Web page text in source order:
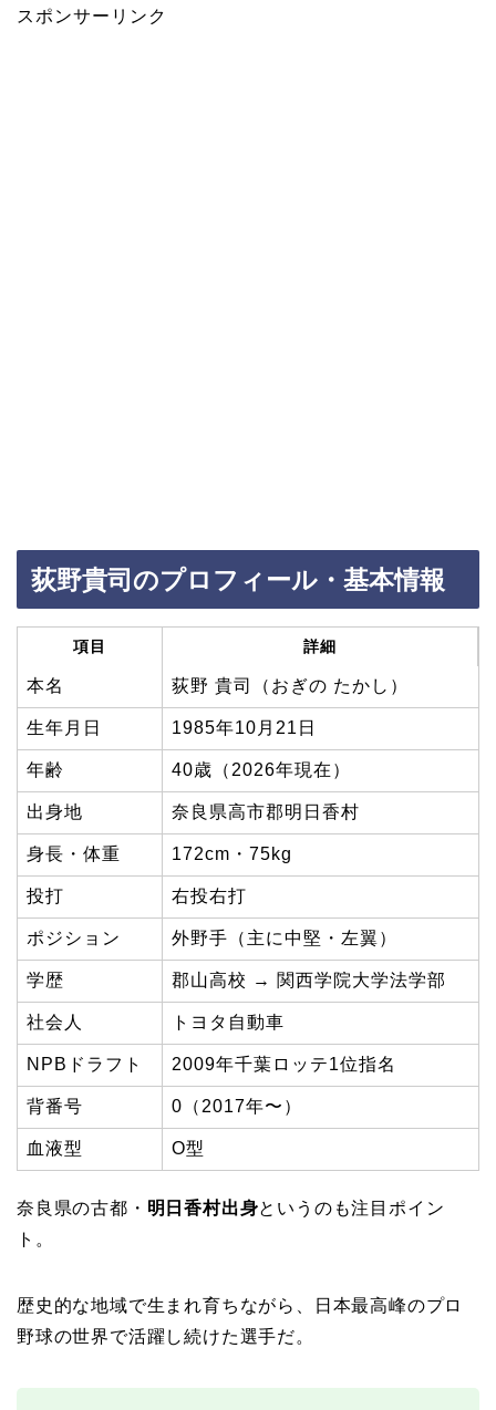
スポンサーリンク
荻野貴司のプロフィール・基本情報
項目 詳細
本名 荻野 貴司（おぎの たかし）
生年月日 1985年10月21日
年齢 40歳（2026年現在）
出身地 奈良県高市郡明日香村
身長・体重 172cm・75kg
投打 右投右打
ポジション 外野手（主に中堅・左翼）
学歴 郡山高校 → 関西学院大学法学部
社会人 トヨタ自動車
NPBドラフト 2009年千葉ロッテ1位指名
背番号 0（2017年〜）
血液型 O型
奈良県の古都・ 明日香村出身というのも注目ポイン
ト。
歴史的な地域で生まれ育ちながら、日本最高峰のプロ
野球の世界で活躍し続けた選手だ。